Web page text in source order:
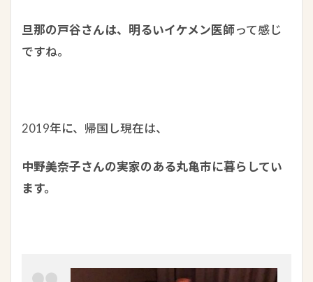
旦那の戸谷さんは、明るいイケメン医師って感じ
ですね。
2019年に、帰国し現在は、
中野美奈子さんの実家のある丸亀市に暮らしてい
ます。